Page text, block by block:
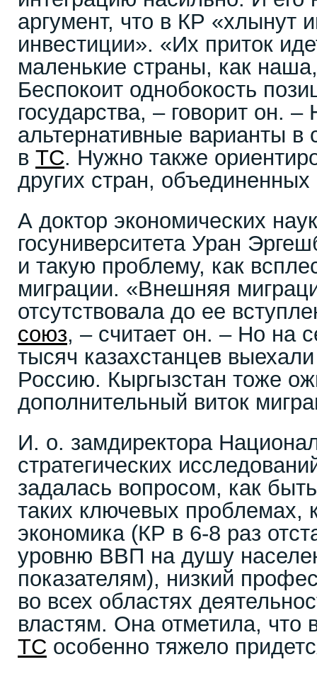
аргумент, что в КР «хлынут
инвестиции». «Их приток
маленькие страны, как
Беспокоит однобокость
государства, – говорит он.
альтернативные варианты в
в ТС. Нужно также
других стран,
А доктор экономических
госуниверситета Уран
и такую проблему, как
миграции. «Внешняя
отсутствовала до ее
союз, – считает он. – Но на
тысяч казахстанцев
Россию. Кыргызстан тоже
дополнительный виток
И. о. замдиректора
стратегических
задалась вопросом, как
таких ключевых проблемах,
экономика (КР в 6-8 раз
уровню ВВП на душу
показателям), низкий
во всех областях
властям. Она отметила, что
ТС особенно тяжело